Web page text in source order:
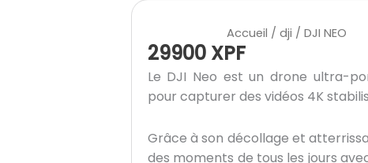
Accueil / dji / DJI NEO
29900 XPF
Le DJI Neo est un drone ultra-
pour capturer des vidéos 4K
Grâce à son décollage et
des moments de tous les jours